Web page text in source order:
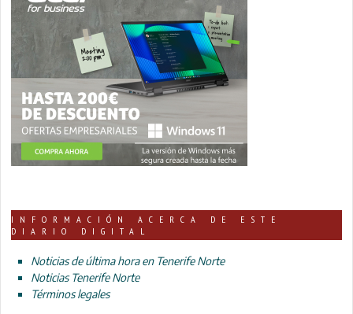
INFORMACIÓN ACERCA DE ESTE
DIARIO DIGITAL
Noticias de última hora en Tenerife Norte
Noticias Tenerife Norte
Términos legales